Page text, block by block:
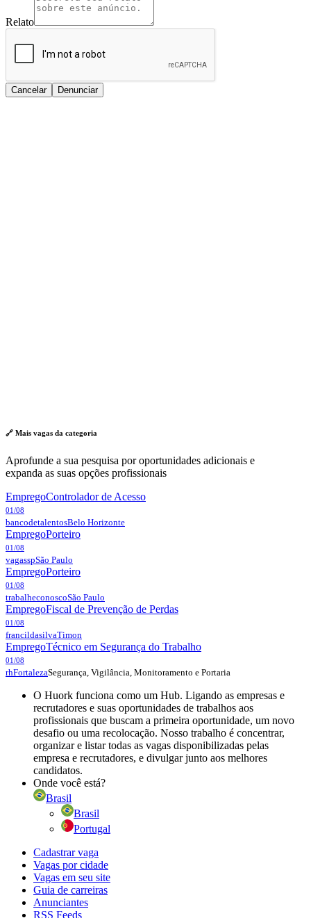
Relato
Cancelar Denunciar
🔗 Mais vagas da categoria
Aprofunde a sua pesquisa por oportunidades adicionais e
expanda as suas opções profissionais
EmpregoControlador de Acesso
01/08
bancodetalentosBelo Horizonte
EmpregoPorteiro
01/08
vagasspSão Paulo
EmpregoPorteiro
01/08
trabalheconoscoSão Paulo
EmpregoFiscal de Prevenção de Perdas
01/08
francildasilvaTimon
EmpregoTécnico em Segurança do Trabalho
01/08
rhFortalezaSegurança, Vigilância, Monitoramento e Portaria
O Huork funciona como um Hub. Ligando as empresas e
recrutadores e suas oportunidades de trabalhos aos
profissionais que buscam a primeira oportunidade, um novo
desafio ou uma recolocação. Nosso trabalho é concentrar,
organizar e listar todas as vagas disponibilizadas pelas
empresa e recrutadores, e divulgar junto aos melhores
candidatos.
Onde você está?
Brasil
Brasil
Portugal
Cadastrar vaga
Vagas por cidade
Vagas em seu site
Guia de carreiras
Anunciantes
RSS Feeds